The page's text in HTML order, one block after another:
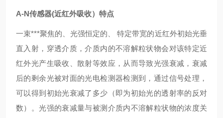
A-N传感器(近红外吸收）特点
一束***聚焦的、光强恒定的、 特定带宽的近红外初始光垂
直入射，穿透介质，介质内的不溶解粒状物会对该特定近
红外光产生吸收、散射等效应，从而导致光强衰减，衰减
后的剩余光被对面的光电检测器检测到，通过信号处理，
可以得到初始光衰减了多少（即为初始光的透射率的反对
数）。光强的衰减量与被测介质内不溶解粒状物的浓度关